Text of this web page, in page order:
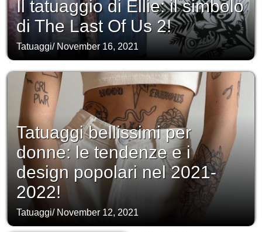
Il tatuaggio di Ellie: il simbolo
di The Last Of Us 2!
Tatuaggi/ November 16, 2021
Tatuaggi bellissimi per
donne: le tendenze e i
design popolari nel 2021-
2022!
Tatuaggi/ November 12, 2021